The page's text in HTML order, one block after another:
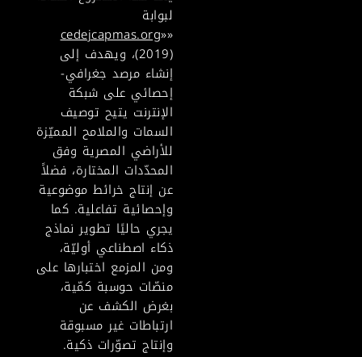
لبوابة
«
cedejcapmas.org»
(2019)، ويهدف إلى
إنشاء مرصد جغرافي-
إحصائي على شبكة
الإنترنت يتيح توصيف
السمات والملامح المميّزة
للأراضي المصرية وفق
المحدّدات المختارة، فضلاً
عن إنتاج خرائط موضوعية
وإحصائية تفاعلية. كما
يجري حاليًا تطوير نماذج
ذكاء اصطناعي أوليّة،
ومن المزمع اختبارها على
منصّات حوسبة كمّية،
بغرض الكشف عن
ارتباطات غير مسبوقة
وإنتاج تصوّرات ذكية.